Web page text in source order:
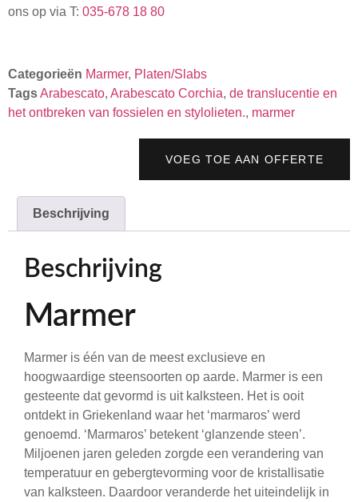
ons op via T: 035-678 18 80
Categorieën Marmer, Platen/Slabs
TagsArabescato, Arabescato Corchia, de translucentie en
het ontbreken van fossielen en stylolieten., marmer
VOEG TOE AAN OFFERTE
Beschrijving
Beschrijving
Marmer
Marmer is één van de meest exclusieve en
hoogwaardige steensoorten op aarde. Marmer is een
gesteente dat gevormd is uit kalksteen. Het is ooit
ontdekt in Griekenland waar het ‘marmaros’ werd
genoemd. ‘Marmaros’ betekent ‘glanzende steen’.
Miljoenen jaren geleden zorgde een verandering van
temperatuur en gebergtevorming voor de kristallisatie
van kalksteen. Daardoor veranderde het uiteindelijk in